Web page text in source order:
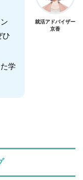
ひ
学
就活アドバイザー
京香